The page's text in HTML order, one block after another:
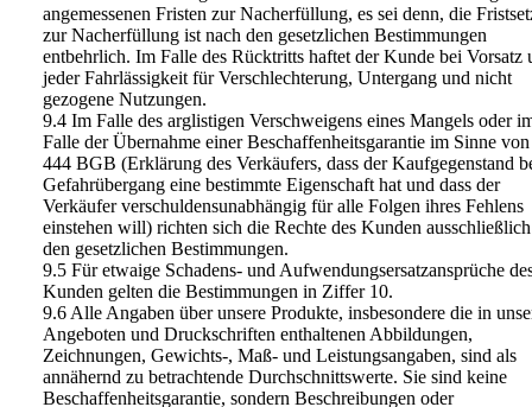
angemessenen Fristen zur Nacherfüllung, es sei denn, die
zur Nacherfüllung ist nach den gesetzlichen Bestimmungen
entbehrlich. Im Falle des Rücktritts haftet der Kunde bei Vorsatz
jeder Fahrlässigkeit für Verschlechterung, Untergang und nicht
gezogene Nutzungen.
9.4 Im Falle des arglistigen Verschweigens eines Mangels oder
Falle der Übernahme einer Beschaffenheitsgarantie im Sinne
444 BGB (Erklärung des Verkäufers, dass der Kaufgegenstand
Gefahrübergang eine bestimmte Eigenschaft hat und dass der
Verkäufer verschuldensunabhängig für alle Folgen ihres Fehlens
einstehen will) richten sich die Rechte des Kunden
den gesetzlichen Bestimmungen.
9.5 Für etwaige Schadens- und Aufwendungsersatzansprüche
Kunden gelten die Bestimmungen in Ziffer 10.
9.6 Alle Angaben über unsere Produkte, insbesondere die in
Angeboten und Druckschriften enthaltenen Abbildungen,
Zeichnungen, Gewichts-, Maß- und Leistungsangaben, sind als
annähernd zu betrachtende Durchschnittswerte. Sie sind keine
Beschaffenheitsgarantie, sondern Beschreibungen oder